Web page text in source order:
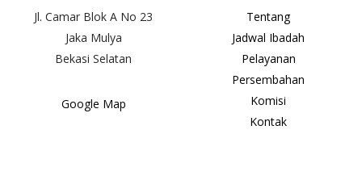
Jl. Camar Blok A No 23
Jaka Mulya
Bekasi Selatan
Google Map
Tentang
Jadwal Ibadah
Pelayanan
Persembahan
Komisi
Kontak